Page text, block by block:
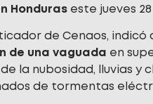
Honduras este jueves
de Cenaos, indicó
de una vaguada en
la nubosidad, lluvias y
de tormentas